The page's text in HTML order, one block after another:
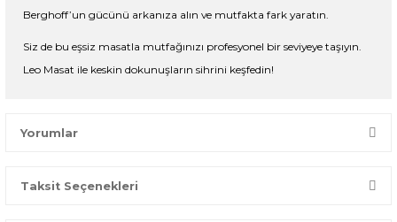
Berghoff’un gücünü arkanıza alın ve mutfakta fark yaratın.
Siz de bu eşsiz masatla mutfağınızı profesyonel bir seviyeye taşıyın.
Leo Masat ile keskin dokunuşların sihrini keşfedin!
Yorumlar
Bir dakikanızı ayırın, yorumunuzla başkalarının doğru seçim
Taksit Seçenekleri